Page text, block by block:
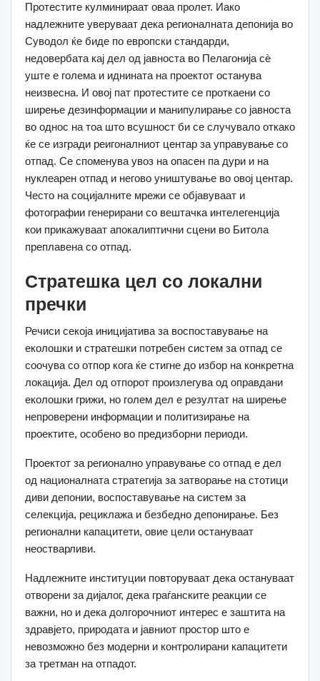
Протестите кулминираат оваа пролет. Иако
надлежните уверуваат дека регионалната депонија во
Суводол ќе биде по европски стандарди,
недовербата кај дел од јавноста во Пелагонија сѐ
уште е голема и иднината на проектот останува
неизвесна. И овој пат протестите се проткаени со
ширење дезинформации и манипулирање со јавноста
во однос на тоа што всушност би се случувало откако
ќе се изгради реигоналниот центар за управување со
отпад. Се споменува увоз на опасен па дури и на
нуклеарен отпад и негово уништување во овој центар.
Често на социјалните мрежи се објавуваат и
фотографии генерирани со вештачка интелегенција
кои прикажуваат апокалиптични сцени во Битола
преплавена со отпад.
Стратешка цел со локални
пречки
Речиси секоја иницијатива за воспоставување на
еколошки и стратешки потребен систем за отпад се
соочува со отпор кога ќе стигне до избор на конкретна
локација. Дел од отпорот произлегува од оправдани
еколошки грижи, но голем дел е резултат на ширење
непроверени информации и политизирање на
проектите, особено во предизборни периоди.
Проектот за регионално управување со отпад е дел
од националната стратегија за затворање на стотици
диви депонии, воспоставување на систем за
селекција, рециклажа и безбедно депонирање. Без
регионални капацитети, овие цели остануваат
неостварливи.
Надлежните институции повторуваат дека остануваат
отворени за дијалог, дека граѓанските реакции се
важни, но и дека долгорочниот интерес е заштита на
здравјето, природата и јавниот простор што е
невозможно без модерни и контролирани капацитети
за третман на отпадот.